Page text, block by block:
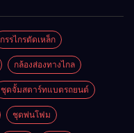
กรรไกรตัดเหล็ก
กล้องส่องทางไกล
ชุดจั้มสตาร์ทแบตรถยนต์
ชุดพ่นโฟม